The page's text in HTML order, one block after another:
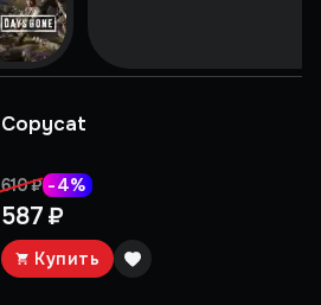
Copycat
587 ₽
610 ₽ -4%
Купить